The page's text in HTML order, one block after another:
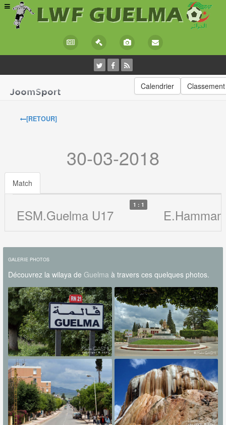
Calendrier Classement
[RETOUR]
30-03-2018
Match
ESM.Guelma U17
1 : 1
GALERIE PHOTOS
Découvrez la wilaya de Guelma à travers ces quelques photos.